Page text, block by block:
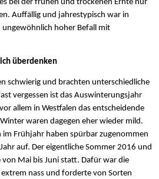
bei der frühen und trockenen Ernte nur
Auffällig und jahrestypisch war in
ungewöhnlich hoher Befall mit
überdenken
schwierig und brachten unterschiedliche
vergessen ist das Auswinterungsjahr
allem in Westfalen das entscheidende
waren dagegen eher wieder mild.
im Frühjahr haben spürbar zugenommen
auf. Der eigentliche Sommer 2016 und
Mai bis Juni statt. Dafür war die
extrem nass und forderte von Sorten